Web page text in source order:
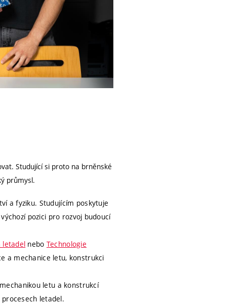
Studující si proto na brněnské
průmysl.
a fyziku. Studujícím poskytuje
pozici pro rozvoj budoucí
letadel nebo Technologie
a mechanice letu, konstrukci
letu a konstrukcí
letadel.